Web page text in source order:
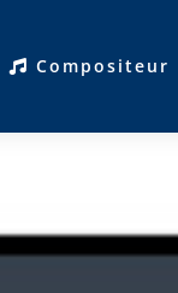
Compositeur